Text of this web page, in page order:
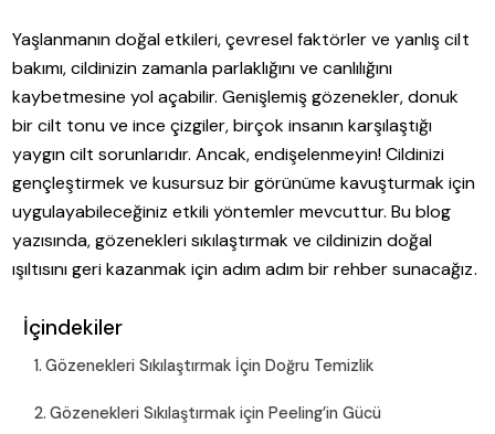
Yaşlanmanın doğal etkileri, çevresel faktörler ve yanlış cilt
bakımı, cildinizin zamanla parlaklığını ve canlılığını
kaybetmesine yol açabilir. Genişlemiş gözenekler, donuk
bir cilt tonu ve ince çizgiler, birçok insanın karşılaştığı
yaygın cilt sorunlarıdır. Ancak, endişelenmeyin! Cildinizi
gençleştirmek ve kusursuz bir görünüme kavuşturmak için
uygulayabileceğiniz etkili yöntemler mevcuttur. Bu blog
yazısında, gözenekleri sıkılaştırmak ve cildinizin doğal
ışıltısını geri kazanmak için adım adım bir rehber sunacağız.
İçindekiler
Gözenekleri Sıkılaştırmak İçin Doğru Temizlik
Gözenekleri Sıkılaştırmak için Peeling’in Gücü